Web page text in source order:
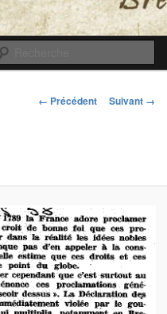
Navigation
← Précédent Suivant →